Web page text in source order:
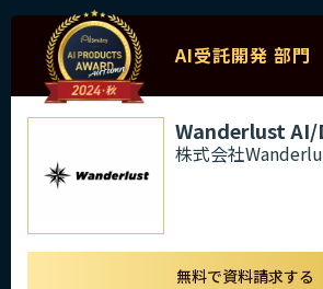
AI受託開発 部門
Wanderlust AI/
株式会社
無料で資料請求する